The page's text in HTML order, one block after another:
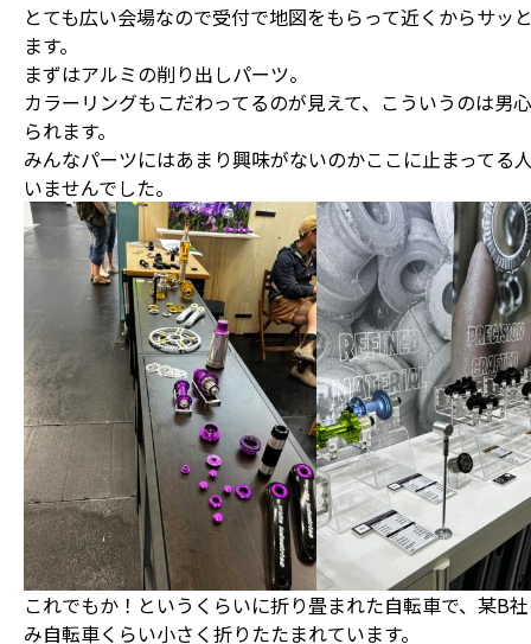
とても広い会場なので受付で地図をもらって近くからサッ
ます。
まずはアルミの削り出しパーツ。
カラーリングもこだわってるのが見えて、こういうのは男
られます。
みんなパーツにはあまり興味がないのかここに止まってる
いませんでした。
これでもか！というくらいに折り畳まれた自転車で、某B
み自転車くらい小さく折りたたまれています。